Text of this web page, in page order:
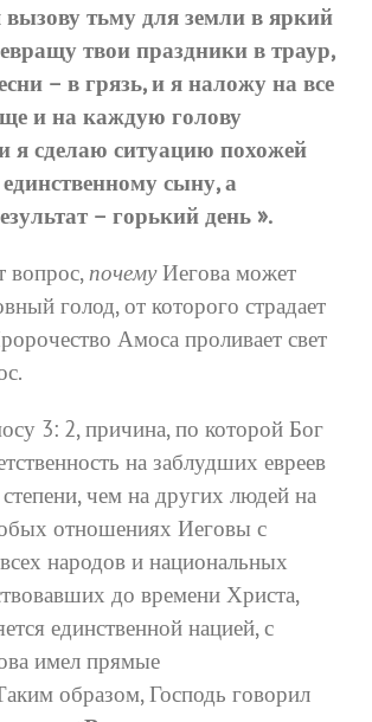
вызову тьму для земли в яркий
твои праздники в траур,
– в грязь, и я наложу на все
и на каждую голову
я сделаю ситуацию похожей
сыну, а
– горький день ».
вопрос, почемуИегова может
голод, от которого страдает
Амоса проливает свет
3: 2, причина, по которой Бог
на заблудших евреев
чем на других людей на
отношениях Иеговы с
народов и национальных
до времени Христа,
единственной нацией, с
имел прямые
образом, Господь говорил